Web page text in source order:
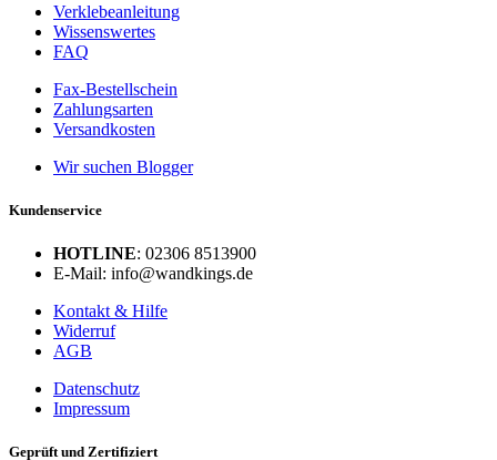
Verklebeanleitung
Wissenswertes
FAQ
Fax-Bestellschein
Zahlungsarten
Versandkosten
Wir suchen Blogger
Kundenservice
HOTLINE: 02306 8513900
E-Mail: info@wandkings.de
Kontakt & Hilfe
Widerruf
AGB
Datenschutz
Impressum
Geprüft und Zertifiziert